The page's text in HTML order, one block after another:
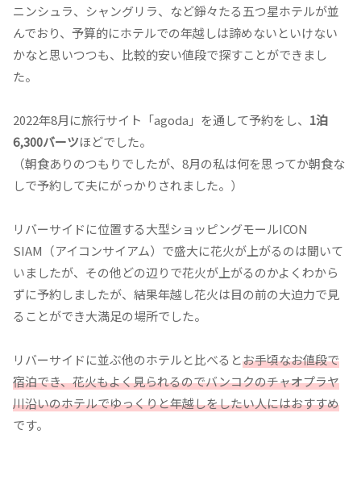
ニンシュラ、シャングリラ、など錚々たる五つ星ホテルが並
んでおり、予算的にホテルでの年越しは諦めないといけない
かなと思いつつも、比較的安い値段で探すことができまし
た。
2022年8月に旅行サイト「agoda」を通して予約をし、 1泊
6,300バーツほどでした。
（朝食ありのつもりでしたが、8月の私は何を思ってか朝食な
しで予約して夫にがっかりされました。）
リバーサイドに位置する大型ショッピングモールICON
SIAM（アイコンサイアム）で盛大に花火が上がるのは聞いて
いましたが、その他どの辺りで花火が上がるのかよくわから
ずに予約しましたが、結果年越し花火は目の前の大迫力で見
ることができ大満足の場所でした。
リバーサイドに並ぶ他のホテルと比べるとお手頃なお値段で
宿泊でき、花火もよく見られるのでバンコクのチャオプラヤ
川沿いのホテルでゆっくりと年越しをしたい人にはおすすめ
です。